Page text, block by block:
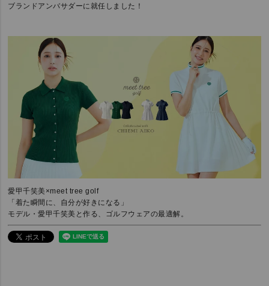
ブランドアンバサダーに就任しました！
愛甲千笑美×meet tree golf
「着た瞬間に、自分が好きになる」
モデル・愛甲千笑美と作る、ゴルフウェアの最適解。